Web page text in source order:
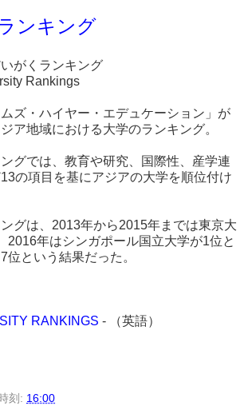
ンキング
がくランキング
Rankings
ズ・ハイヤー・エデュケーション」が
ア地域における大学のランキング。
グでは、教育や研究、国際性、産学連
の項目を基にアジアの大学を順位付け
グは、2013年から2015年までは東京大
2016年はシンガポール国立大学が1位と
位という結果だった。
RANKINGS - （英語）
刻: 16:00